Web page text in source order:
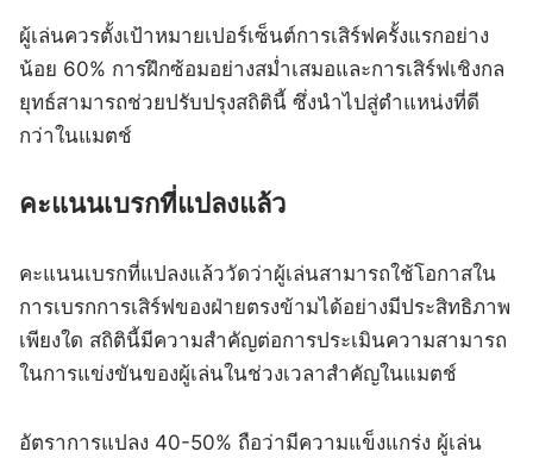
ผู้เล่นควรตั้งเป้าหมายเปอร์เซ็นต์การเสิร์ฟครั้งแรกอย่าง
น้อย 60% การฝึกซ้อมอย่างสม่ำเสมอและการเสิร์ฟเชิงกล
ยุทธ์สามารถช่วยปรับปรุงสถิตินี้ ซึ่งนำไปสู่ตำแหน่งที่ดี
กว่าในแมตช์
คะแนนเบรกที่แปลงแล้ว
คะแนนเบรกที่แปลงแล้ววัดว่าผู้เล่นสามารถใช้โอกาสใน
การเบรกการเสิร์ฟของฝ่ายตรงข้ามได้อย่างมีประสิทธิภาพ
เพียงใด สถิตินี้มีความสำคัญต่อการประเมินความสามารถ
ในการแข่งขันของผู้เล่นในช่วงเวลาสำคัญในแมตช์
อัตราการแปลง 40-50% ถือว่ามีความแข็งแกร่ง ผู้เล่น